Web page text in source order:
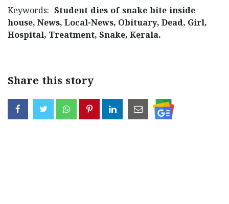
Keywords: Student dies of snake bite inside
house, News, Local-News, Obituary, Dead, Girl,
Hospital, Treatment, Snake, Kerala.
Share this story